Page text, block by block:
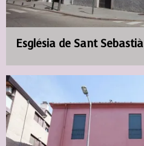
Església de Sant Sebastià